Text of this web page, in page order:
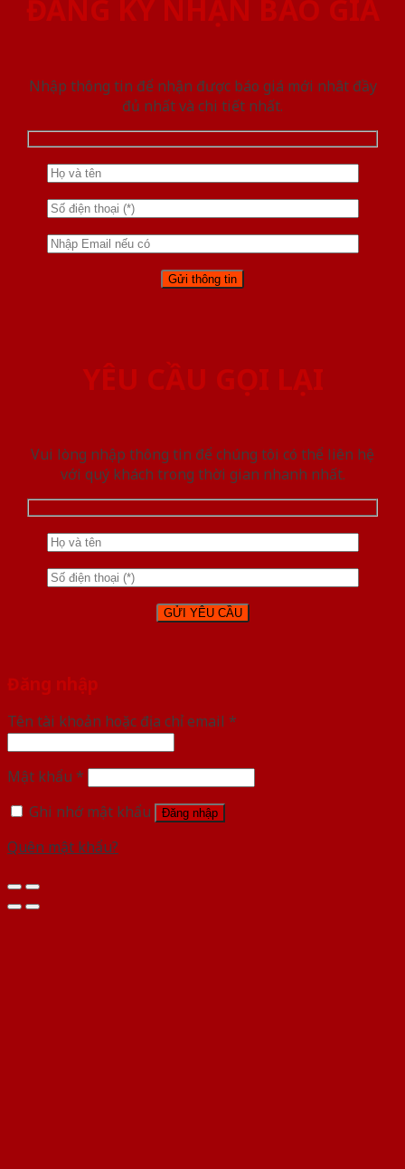
ĐĂNG KÝ NHẬN BÁO GIÁ
Nhập thông tin để nhận được báo giá mới nhât đầy
đủ nhất và chi tiết nhất.
YÊU CẦU GỌI LẠI
Vui lòng nhập thông tin để chúng tôi có thể liên hệ
với quý khách trong thời gian nhanh nhất.
Đăng nhập
Tên tài khoản hoặc địa chỉ email *
Mật khẩu *
Ghi nhớ mật khẩu
Đăng nhập
Quên mật khẩu?